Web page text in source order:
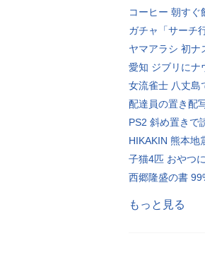
コーヒー 朝すぐ
ガチャ「サーチ
ヤマアラシ 初ナ
愛知 ジブリにナ
女流雀士 八丈島
配達員の置き配
PS2 斜め置きで
HIKAKIN 熊本地
子猫4匹 おやつ
西郷隆盛の書
もっと見る